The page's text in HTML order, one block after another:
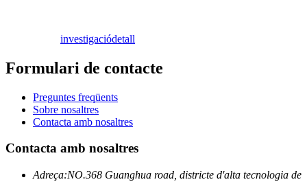
investigaciódetall
Formulari de contacte
Preguntes freqüents
Sobre nosaltres
Contacta amb nosaltres
Contacta amb nosaltres
Adreça:NO.368 Guanghua road, districte d'alta tecnologia de